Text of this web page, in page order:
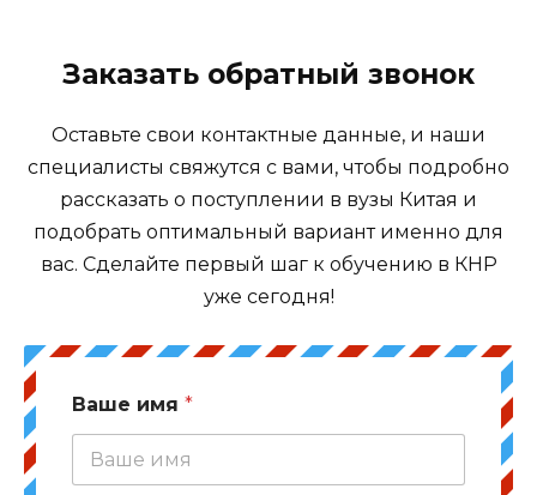
Заказать обратный звонок
Оставьте свои контактные данные, и наши
специалисты свяжутся с вами, чтобы подробно
рассказать о поступлении в вузы Китая и
подобрать оптимальный вариант именно для
вас. Сделайте первый шаг к обучению в КНР
уже сегодня!
Ваше имя *